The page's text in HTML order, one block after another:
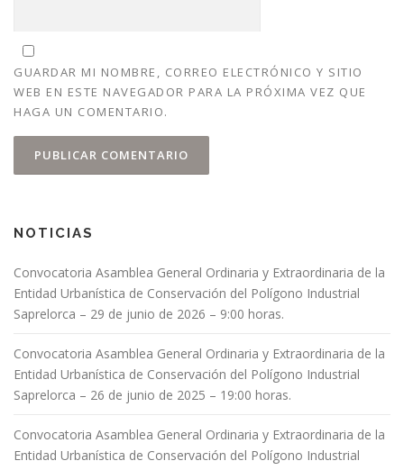
GUARDAR MI NOMBRE, CORREO ELECTRÓNICO Y SITIO
WEB EN ESTE NAVEGADOR PARA LA PRÓXIMA VEZ QUE
HAGA UN COMENTARIO.
NOTICIAS
Convocatoria Asamblea General Ordinaria y Extraordinaria de la
Entidad Urbanística de Conservación del Polígono Industrial
Saprelorca – 29 de junio de 2026 – 9:00 horas.
Convocatoria Asamblea General Ordinaria y Extraordinaria de la
Entidad Urbanística de Conservación del Polígono Industrial
Saprelorca – 26 de junio de 2025 – 19:00 horas.
Convocatoria Asamblea General Ordinaria y Extraordinaria de la
Entidad Urbanística de Conservación del Polígono Industrial